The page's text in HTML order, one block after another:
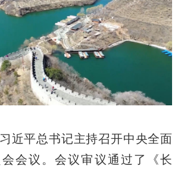
平总书记主持召开中央全面
会议。会议审议通过了《长